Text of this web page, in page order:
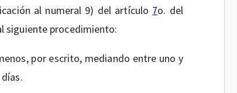
al numeral 9) del artículo 7o. del
siguiente procedimiento:
por escrito, mediando entre uno y